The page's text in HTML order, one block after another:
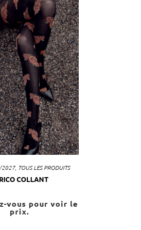
2027, TOUS LES PRODUITS
COLLANT
vous pour voir le
prix.